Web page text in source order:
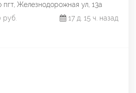
пгт, Железнодорожная ул, 13а
17 д. 15 ч. назад